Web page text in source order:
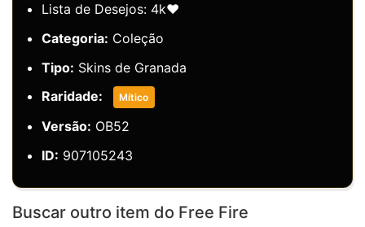
Lista de Desejos: 4k❤️
Categoria: Coleção
Tipo: Skins de Granada
Raridade:
Mítico
Versão: OB52
ID: 907105243
Buscar outro item do Free Fire